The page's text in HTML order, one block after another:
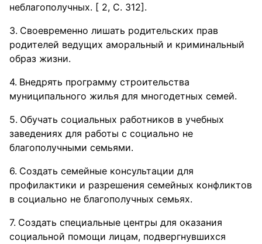
неблагополучных. [ 2, С. 312].
Своевременно лишать родительских прав
родителей ведущих аморальный и криминальный
образ жизни.
Внедрять программу строительства
муниципального жилья для многодетных семей.
Обучать социальных работников в учебных
заведениях для работы с социально не
благополучными семьями.
Создать семейные консультации для
профилактики и разрешения семейных конфликтов
в социально не благополучных семьях.
Создать специальные центры для оказания
социальной помощи лицам, подвергнувшихся